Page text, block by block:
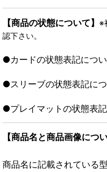
【商品の状態について】 ※
認下さい。
●カードの状態表記につ
●スリーブの状態表記に
●プレイマットの状態表
【商品名と商品画像につい
商品名に記載されている